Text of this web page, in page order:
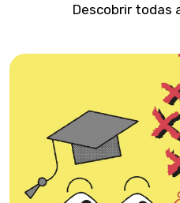
Descobrir todas